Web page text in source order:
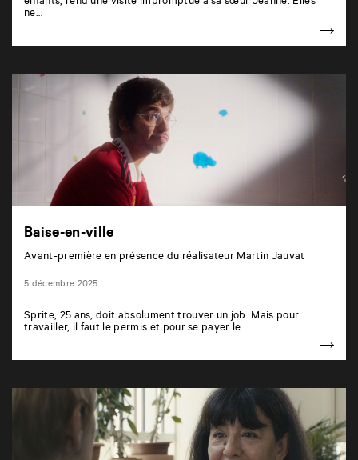
ne…
Baise-en-ville
Avant-première en présence du réalisateur Martin Jauvat
5 décembre 2025
Sprite, 25 ans, doit absolument trouver un job. Mais pour
travailler, il faut le permis et pour se payer le…